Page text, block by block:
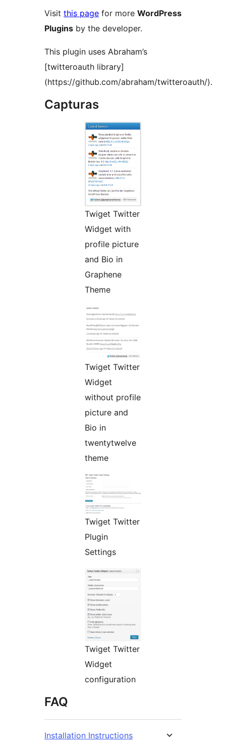
Visit this page for more WordPress
Plugins by the developer.
This plugin uses Abraham’s
[twitteroauth library]
(https://github.com/abraham/twitteroauth‎/).
Capturas
Twiget Twitter
Widget with
profile picture
and Bio in
Graphene
Theme
Twiget Twitter
Widget
without profile
picture and
Bio in
twentytwelve
theme
Twiget Twitter
Plugin
Settings
Twiget Twitter
Widget
configuration
FAQ
Installation Instructions